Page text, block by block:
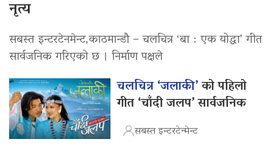
नृत्य
सबस्त इन्टरटेनमेन्ट,काठमान्डौ – चलचित्र ‘बा : एक योद्धा’ गीत
सार्वजनिक गरिएको छ । निर्माण पक्षले
चलचित्र ‘जलाकी’को पहिलो
गीत ‘चाँदी जलप’ सार्वजनिक
सबस्त इन्टरटेन्मेन्ट